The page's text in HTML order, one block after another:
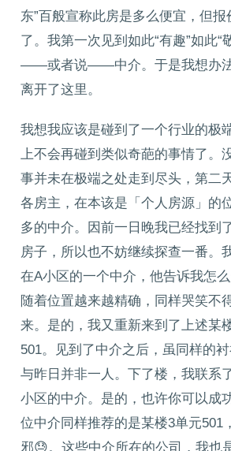
东”百般宣称此房是多么便宜，但报
了。我第一次见到如此“有趣”如此“
——或者说——中介。于是我想办法
离开了这里。
我想我应该是碰到了一个行业的极
上不会再碰到类似奇葩的事情了。
事并未在极端之处走到尽头，第二
各房主，在本该是「个人房源」的
多的中介。因前一日晚我已经找到
房子，所以也不妨继续探查一番。
在A小区的一个中介，他告诉我怎么
随着位置越来越精确，同样哭笑不
来。是的，我又重新来到了上述某
501。见到了中介之后，虽同样的
与昨日并非一人。下了楼，我联系
小区的中介。是的，也许你可以成
位中介同样推荐的是某楼3单元501
邪😓。这些中介所在的公司，我也